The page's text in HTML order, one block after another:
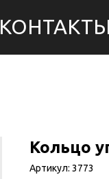
КОНТАКТЫ
Кольцо
Артикул: 3773